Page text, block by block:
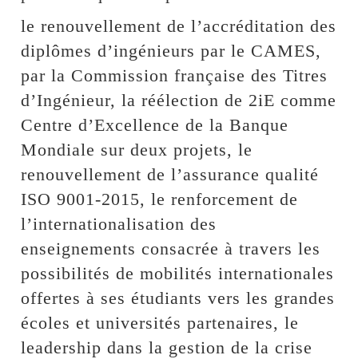
le renouvellement de l’accréditation des
diplômes d’ingénieurs par le CAMES,
par la Commission française des Titres
d’Ingénieur, la réélection de 2iE comme
Centre d’Excellence de la Banque
Mondiale sur deux projets, le
renouvellement de l’assurance qualité
ISO 9001-2015, le renforcement de
l’internationalisation des
enseignements consacrée à travers les
possibilités de mobilités internationales
offertes à ses étudiants vers les grandes
écoles et universités partenaires, le
leadership dans la gestion de la crise